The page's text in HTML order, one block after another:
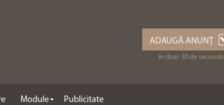
ADAUGĂ ANUNŢ
în doar 30 de secunde
Module Publicitate